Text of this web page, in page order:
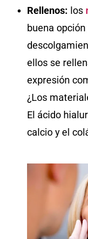
Rellenos: los
buena
ellos se
expresión
¿Los
El ácido
calcio y el